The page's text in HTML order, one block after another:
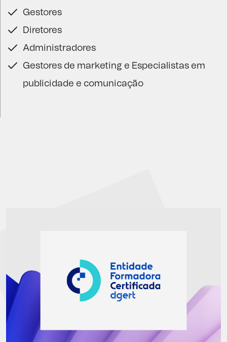
Gestores
Diretores
Administradores
Gestores de marketing e Especialistas em
publicidade e comunicação